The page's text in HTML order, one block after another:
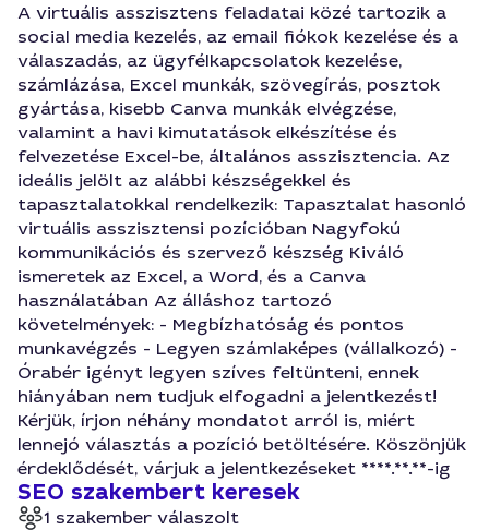
A virtuális asszisztens feladatai közé tartozik a
social media kezelés, az email fiókok kezelése és a
válaszadás, az ügyfélkapcsolatok kezelése,
számlázása, Excel munkák, szövegírás, posztok
gyártása, kisebb Canva munkák elvégzése,
valamint a havi kimutatások elkészítése és
felvezetése Excel-be, általános asszisztencia. Az
ideális jelölt az alábbi készségekkel és
tapasztalatokkal rendelkezik: Tapasztalat hasonló
virtuális asszisztensi pozícióban Nagyfokú
kommunikációs és szervező készség Kiváló
ismeretek az Excel, a Word, és a Canva
használatában Az álláshoz tartozó
követelmények: - Megbízhatóság és pontos
munkavégzés - Legyen számlaképes (vállalkozó) -
Órabér igényt legyen szíves feltünteni, ennek
hiányában nem tudjuk elfogadni a jelentkezést!
Kérjük, írjon néhány mondatot arról is, miért
lennejó választás a pozíció betöltésére. Köszönjük
érdeklődését, várjuk a jelentkezéseket ****.**.**-ig
SEO szakembert keresek
1 szakember válaszolt